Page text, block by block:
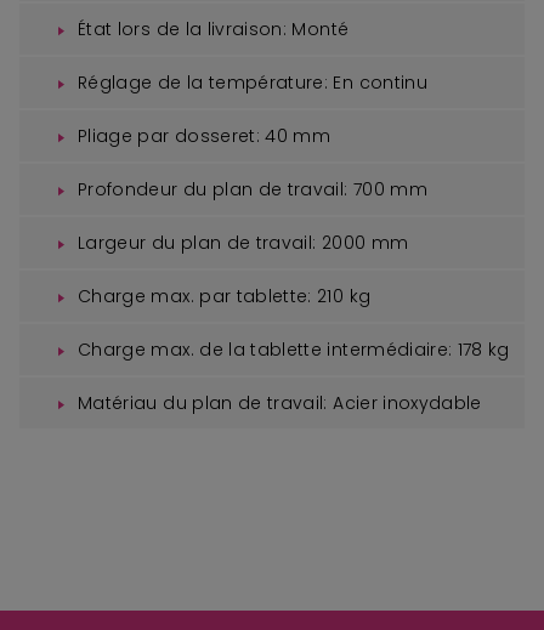
État lors de la livraison: Monté
Réglage de la température: En continu
Pliage par dosseret: 40 mm
Profondeur du plan de travail: 700 mm
Largeur du plan de travail: 2000 mm
Charge max. par tablette: 210 kg
Charge max. de la tablette intermédiaire: 178 kg
Matériau du plan de travail: Acier inoxydable